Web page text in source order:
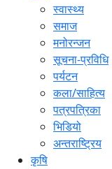
स्वास्थ्य
समाज
मनोरन्जन
सूचना-प्रविधि
पर्यटन
कला/साहित्य
पत्रपत्रिका
भिडियो
अन्तराष्ट्रिय
कृषि